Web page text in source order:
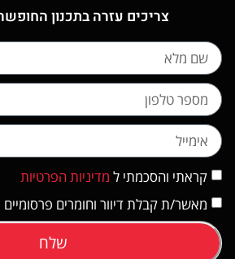
צריכים עזרה בתכנון
קראתי והסכמתי ל מדיניות הפרטיות
מאשר/ת קבלת דיוור וחומרים פרסומיים
שלח